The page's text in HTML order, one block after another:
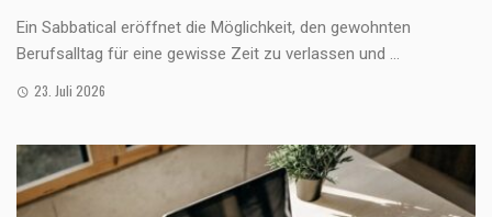
Ein Sabbatical eröffnet die Möglichkeit, den gewohnten
Berufsalltag für eine gewisse Zeit zu verlassen und ...
23. Juli 2026